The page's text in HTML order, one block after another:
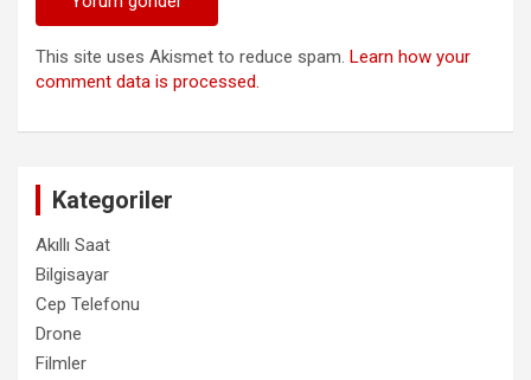
This site uses Akismet to reduce spam. Learn how your
comment data is processed.
Kategoriler
Akıllı Saat
Bilgisayar
Cep Telefonu
Drone
Filmler